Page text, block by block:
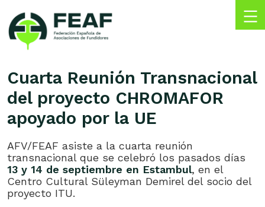
content
Española
de
Asociaciones
de
Fundidores
Cuarta Reunión Transnacional
del proyecto CHROMAFOR
apoyado por la UE
AFV/FEAF asiste a la cuarta reunión
transnacional que se celebró los pasados días
13 y 14 de septiembre en Estambul, en el
Centro Cultural Süleyman Demirel del socio del
proyecto ITU.